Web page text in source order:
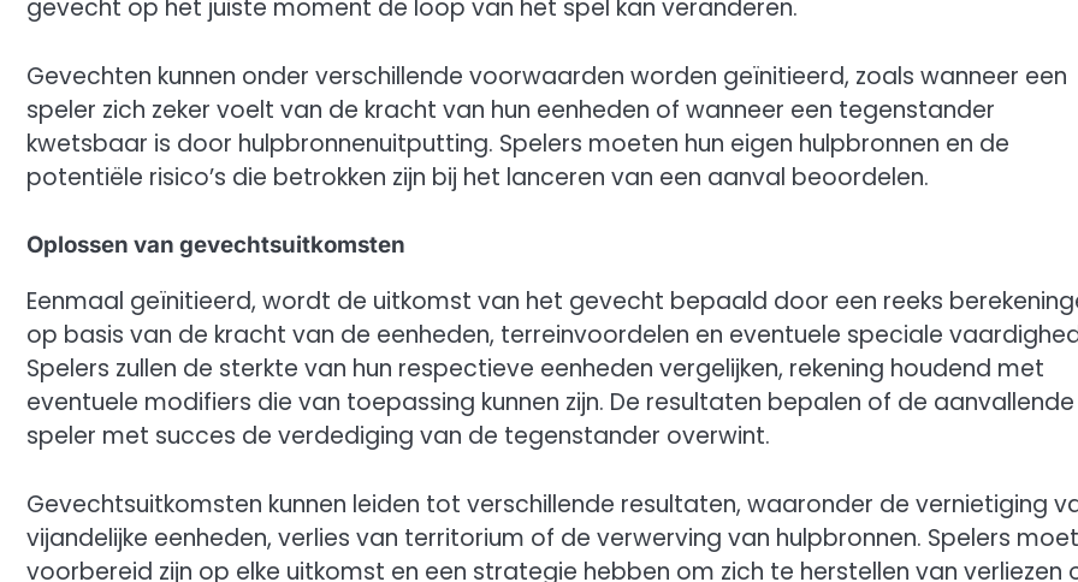
gevecht op het juiste moment de loop van het spel kan veranderen.
Gevechten kunnen onder verschillende voorwaarden worden geïnitieerd, zoals wanneer een
speler zich zeker voelt van de kracht van hun eenheden of wanneer een tegenstander
kwetsbaar is door hulpbronnenuitputting. Spelers moeten hun eigen hulpbronnen en de
potentiële risico’s die betrokken zijn bij het lanceren van een aanval beoordelen.
Oplossen van gevechtsuitkomsten
Eenmaal geïnitieerd, wordt de uitkomst van het gevecht bepaald door een reeks
op basis van de kracht van de eenheden, terreinvoordelen en eventuele speciale
Spelers zullen de sterkte van hun respectieve eenheden vergelijken, rekening houdend met
eventuele modifiers die van toepassing kunnen zijn. De resultaten bepalen of de aanvallende
speler met succes de verdediging van de tegenstander overwint.
Gevechtsuitkomsten kunnen leiden tot verschillende resultaten, waaronder de vernietiging
vijandelijke eenheden, verlies van territorium of de verwerving van hulpbronnen. Spelers
voorbereid zijn op elke uitkomst en een strategie hebben om zich te herstellen van verliezen